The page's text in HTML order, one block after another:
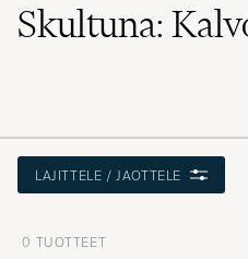
Skultuna:
LAJITTELE / JAOTTELE
0 TUOTTEET